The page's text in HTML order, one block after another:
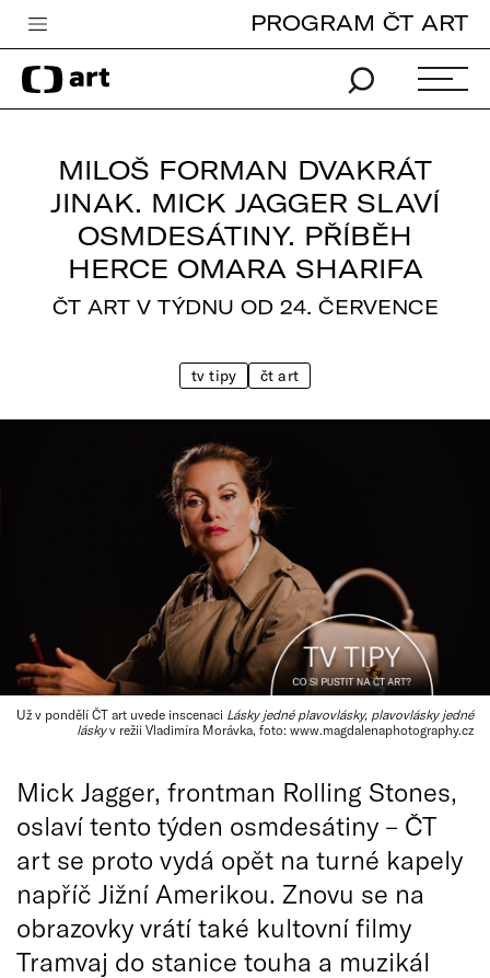
Česká televize
Zpravodajství
iVysílání
TV program
Pro děti
PROGRAM ČT ART
MILOŠ FORMAN DVAKRÁT
JINAK. MICK JAGGER SLAVÍ
OSMDESÁTINY. PŘÍBĚH
HERCE OMARA SHARIFA
ČT ART V TÝDNU OD 24. ČERVENCE
tv tipy čt art
Už v pondělí ČT art uvede inscenaci Lásky jedné plavovlásky, plavovlásky jedné
láskyv režii Vladimíra Morávka, foto: www.magdalenaphotography.cz
Mick Jagger, frontman Rolling Stones,
oslaví tento týden osmdesátiny – ČT
art se proto vydá opět na turné kapely
napříč Jižní Amerikou. Znovu se na
obrazovky vrátí také kultovní filmy
Tramvaj do stanice touha a muzikál